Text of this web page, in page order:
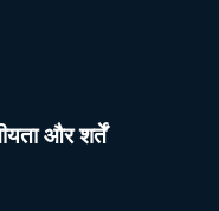
और शर्तें